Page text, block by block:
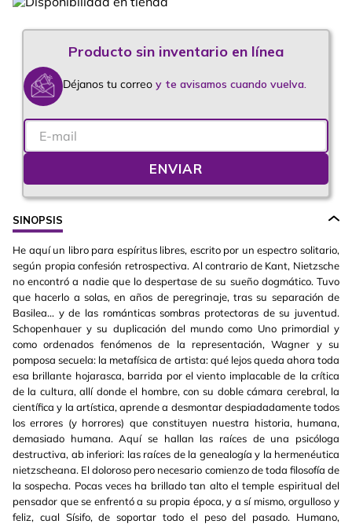
Déjanos tu correo y te avisamos cuando vuelva.
ENVIAR
SINOPSIS
He aquí un libro para espíritus libres, escrito por un espectro solitario,
según propia confesión retrospectiva. Al contrario de Kant, Nietzsche
no encontró a nadie que lo despertase de su sueño dogmático. Tuvo
que hacerlo a solas, en años de peregrinaje, tras su separación de
Basilea... y de las románticas sombras protectoras de su juventud.
Schopenhauer y su duplicación del mundo como Uno primordial y
como ordenados fenómenos de la representación, Wagner y su
pomposa secuela: la metafísica de artista: qué lejos queda ahora toda
esa brillante hojarasca, barrida por el viento implacable de la crítica
de la cultura, allí donde el hombre, con su doble cámara cerebral, la
científica y la artística, aprende a desmontar despiadadamente todos
los errores (y horrores) que constituyen nuestra historia, humana,
demasiado humana. Aquí se hallan las raíces de una psicóloga
destructiva, ab inferiori: las raíces de la genealogía y la hermenéutica
nietzscheana. El doloroso pero necesario comienzo de toda filosofía de
la sospecha. Pocas veces ha brillado tan alto el temple espiritual del
pensador que se enfrentó a su propia época, y a sí mismo, orgulloso y
feliz, cual Sísifo, de soportar todo el peso del pasado. Humano,